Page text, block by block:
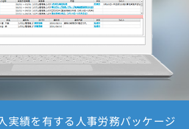
実績を有する人事労務パッケージ